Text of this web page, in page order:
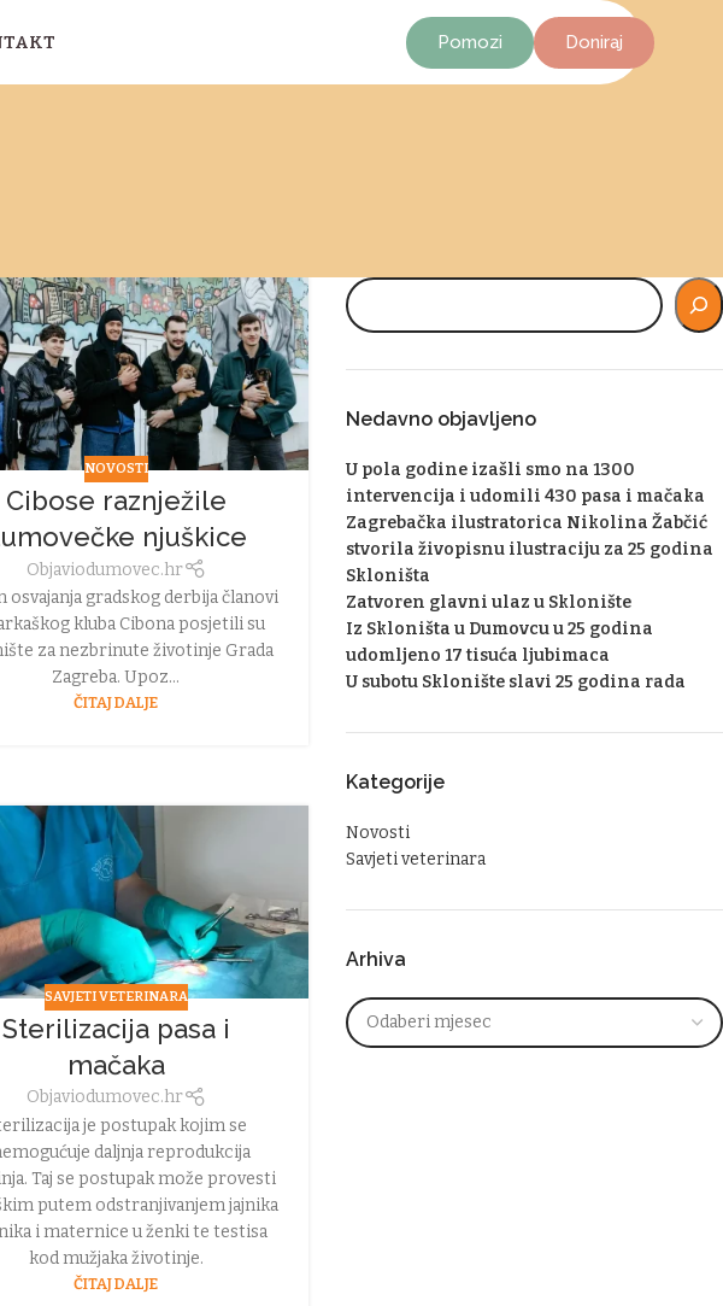
Pomozi Doniraj
NOVOSTI
Cibose raznježile
njuškice
Objaviodumovec.hr
osvajanja gradskog derbija članovi
kluba Cibona posjetili su
za nezbrinute životinje Grada
Zagreba. Upoz...
ČITAJ DALJE
SAVJETI VETERINARA
Sterilizacija pasa i
mačaka
Objaviodumovec.hr
je postupak kojim se
daljnja reprodukcija
Taj se postupak može provesti
putem odstranjivanjem jajnika
i maternice u ženki te testisa
kod mužjaka životinje.
ČITAJ DALJE
Nedavno objavljeno
U pola godine izašli smo na 1300
intervencija i udomili 430 pasa i mačaka
Zagrebačka ilustratorica Nikolina Žabčić
stvorila živopisnu ilustraciju za 25 godina
Skloništa
Zatvoren glavni ulaz u Sklonište
Iz Skloništa u Dumovcu u 25 godina
udomljeno 17 tisuća ljubimaca
U subotu Sklonište slavi 25 godina rada
Kategorije
Novosti
Savjeti veterinara
Arhiva